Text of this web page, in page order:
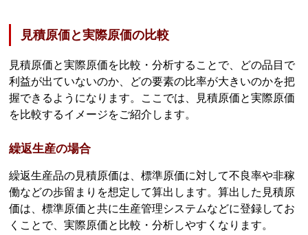
見積原価と実際原価の比較
見積原価と実際原価を比較・分析することで、どの品目で
利益が出ていないのか、どの要素の比率が大きいのかを把
握できるようになります。ここでは、見積原価と実際原価
を比較するイメージをご紹介します。
繰返生産の場合
繰返生産品の見積原価は、標準原価に対して不良率や非稼
働などの歩留まりを想定して算出します。算出した見積原
価は、標準原価と共に生産管理システムなどに登録してお
くことで、実際原価と比較・分析しやすくなります。